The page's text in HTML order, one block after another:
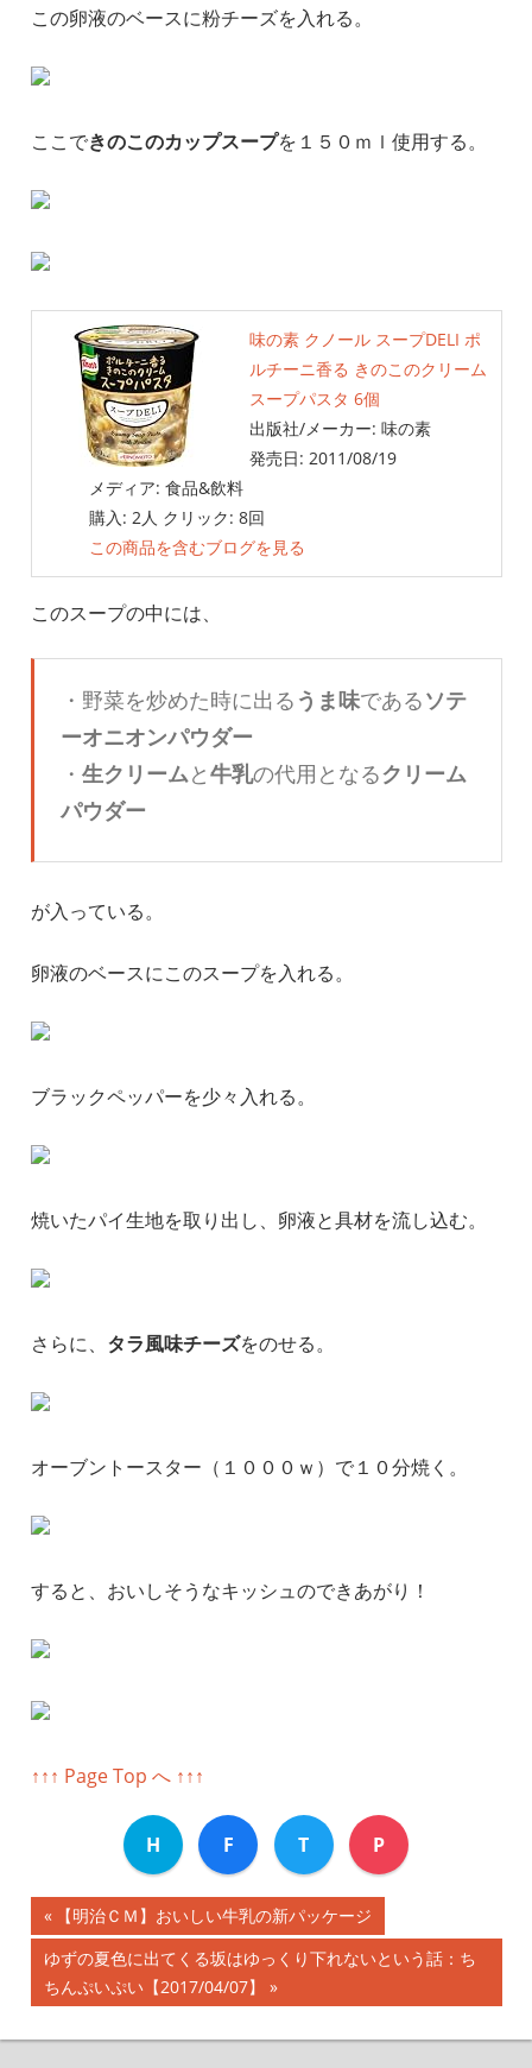
この卵液のベースに粉チーズを入れる。
ここできのこのカップスープを１５０ｍｌ使用する。
味の素 クノール スープDELI ポ
ルチーニ香る きのこのクリーム
スープパスタ 6個
出版社/メーカー: 味の素
発売日: 2011/08/19
メディア: 食品&飲料
購入: 2人 クリック: 8回
この商品を含むブログを見る
このスープの中には、
・野菜を炒めた時に出る うま味であるソテ
ーオニオンパウダー
・ 生クリームと牛乳の代用となるクリーム
パウダー
が入っている。
卵液のベースにこのスープを入れる。
ブラックペッパーを少々入れる。
焼いたパイ生地を取り出し、卵液と具材を流し込む。
さらに、 タラ風味チーズをのせる。
オーブントースター（１０００ｗ）で１０分焼く。
すると、おいしそうなキッシュのできあがり！
↑↑↑ Page Top へ ↑↑↑
H F T P
投
稿
ナ
前
の
記
事:
【明治ＣＭ】おいしい牛乳の新パッケージ
次
の
事:
ゆずの夏色に出てくる坂はゆっくり下れないという話：ち
ちんぷいぷい【2017/04/07】